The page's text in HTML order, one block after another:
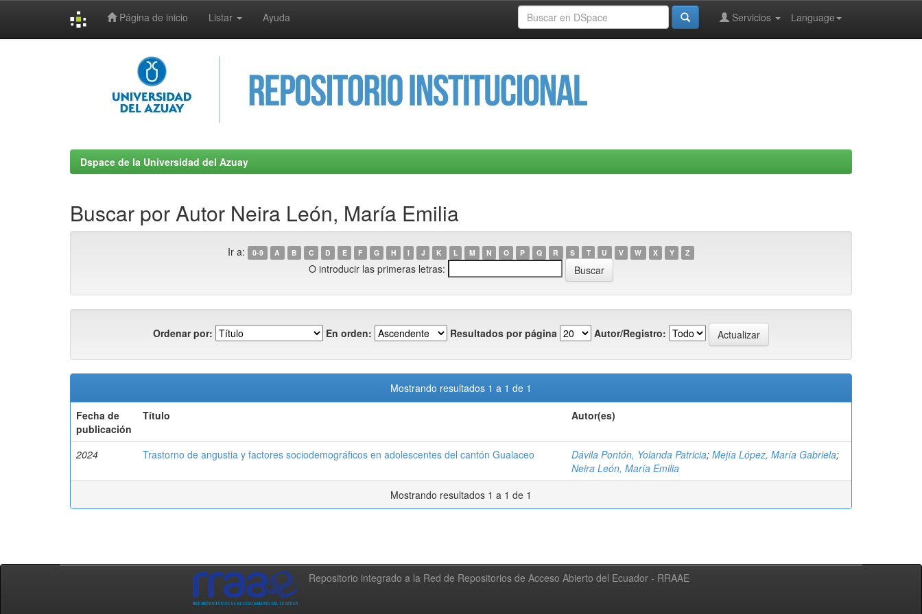
Página de inicio Listar Ayuda Language
Servicios
Dspace de la Universidad del Azuay
Buscar por Autor Neira León, María Emilia
Ir a: 0-9 A B C D E F G H I J K L M N O P Q R S T U V W X Y Z
O introducir las primeras letras:
Ordenar por: En orden: Resultados por página Autor/Registro:
Mostrando resultados 1 a 1 de 1
Fecha de
publicación
Título Autor(es)
2024 Trastorno de angustia y factores sociodemográficos en adolescentes del cantón Gualaceo Dávila Pontón, Yolanda Patricia; Mejía López, María Gabriela;
Neira León, María Emilia
Mostrando resultados 1 a 1 de 1
Repositorio integrado a la Red de Repositorios de Acceso Abierto del Ecuador - RRAAE